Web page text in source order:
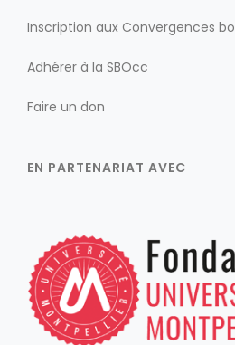
Inscription aux Convergences
Adhérer à la SBOcc
Faire un don
EN PARTENARIAT AVEC